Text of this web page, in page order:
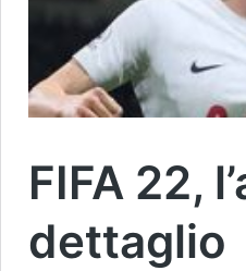
FIFA 22,
dettaglio